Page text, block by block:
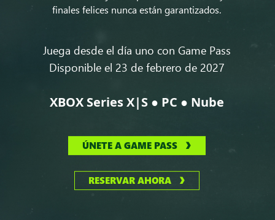
finales felices nunca están garantizados.
Juega desde el día uno con Game Pass
Disponible el 23 de febrero de 2027
XBOX Series X|S ● PC ● Nube
ÚNETE A GAME PASS
RESERVAR AHORA